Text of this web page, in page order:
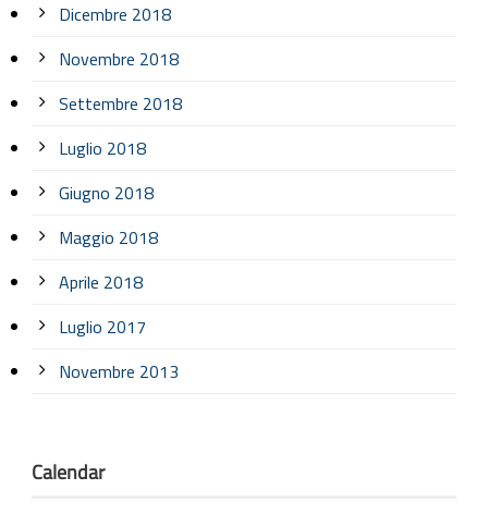
Dicembre 2018
Novembre 2018
Settembre 2018
Luglio 2018
Giugno 2018
Maggio 2018
Aprile 2018
Luglio 2017
Novembre 2013
Calendar